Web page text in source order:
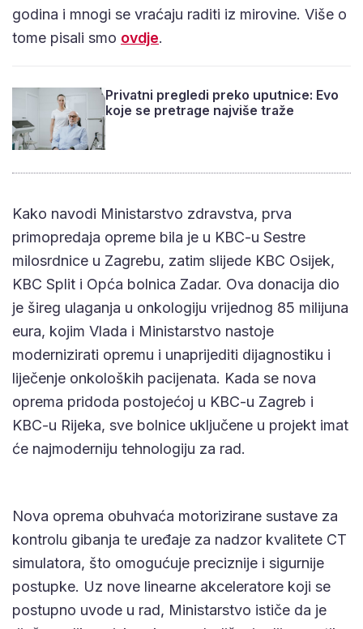
godina i mnogi se vraćaju raditi iz mirovine. Više o
tome pisali smo ovdje.
Privatni pregledi preko uputnice: Evo
koje se pretrage najviše traže
Kako navodi Ministarstvo zdravstva, prva
primopredaja opreme bila je u KBC-u Sestre
milosrdnice u Zagrebu, zatim slijede KBC Osijek,
KBC Split i Opća bolnica Zadar. Ova donacija dio
je šireg ulaganja u onkologiju vrijednog 85 milijuna
eura, kojim Vlada i Ministarstvo nastoje
modernizirati opremu i unaprijediti dijagnostiku i
liječenje onkoloških pacijenata. Kada se nova
oprema pridoda postojećoj u KBC-u Zagreb i
KBC-u Rijeka, sve bolnice uključene u projekt imat
će najmoderniju tehnologiju za rad.
Nova oprema obuhvaća motorizirane sustave za
kontrolu gibanja te uređaje za nadzor kvalitete CT
simulatora, što omogućuje preciznije i sigurnije
postupke. Uz nove linearne akceleratore koji se
postupno uvode u rad, Ministarstvo ističe da je